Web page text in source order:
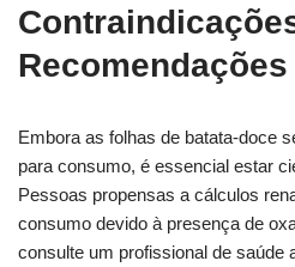
Recomendações
Embora as folhas de batata-doce
para consumo, é essencial estar
Pessoas propensas a cálculos
consumo devido à presença de
consulte um profissional de saúde